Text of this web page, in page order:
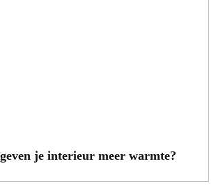
je interieur meer warmte?